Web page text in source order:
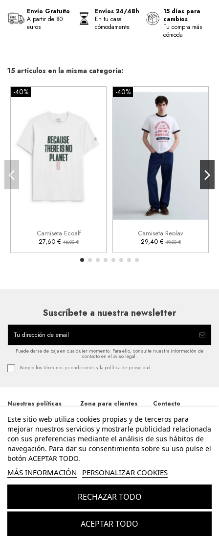
Envío Gratuito
A partir de 80
euros
Envíos 24/48h
En tu casa
cómodamente
15 días para
cambios
Tu compra más
cómoda
15 artículos en la misma categoría:
-40%
Camiseta Ecoalf
27,60 €46,00 €
 Añadir al carrito
-40%
Camiseta Replay
29,40 €49,00 €
S M L
 Añadir al carrito
Suscríbete a nuestra newsletter
Puede darse de baja en cualquier momento. Para ello, consulte nuestra información de
contacto en el aviso legal.
Acepto los términos y condiciones y la política de privacidad
Nuestras políticas
Términos y
condiciones
Política de
privacidad
Aviso legal
Accesibilidad
Zona para clientes
Iniciar sesión
Mi cuenta
Historial de pedidos
Contacte con
Guía Tallas
Contacto
Avda. Santos
Patronos 20, 46600,
Alzira - Valencia
962 411 268
Este sitio web utiliza cookies propias y de terceros para
mejorar nuestros servicios y mostrarle publicidad relacionada
con sus preferencias mediante el análisis de sus hábitos de
navegación. Para dar su consentimiento sobre su uso pulse el
botón ACEPTAR TODO.
MÁS INFORMACIÓN PERSONALIZAR COOKIES
RECHAZAR TODO
ACEPTAR TODO